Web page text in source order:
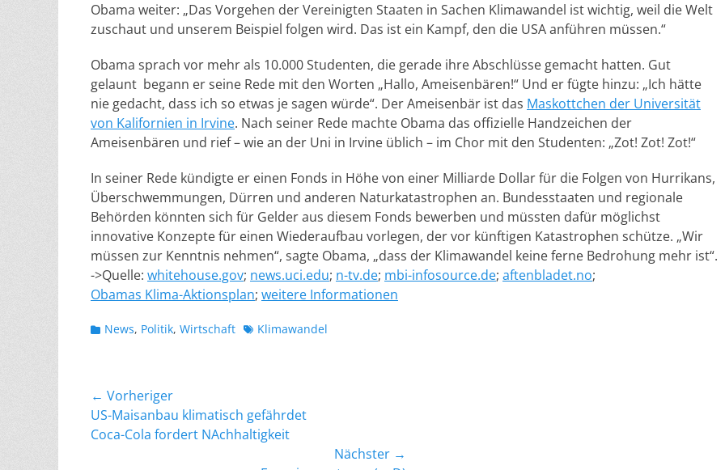
Obama weiter: „Das Vorgehen der Vereinigten Staaten in Sachen Klimawandel ist wichtig, weil die Welt
zuschaut und unserem Beispiel folgen wird. Das ist ein Kampf, den die USA anführen müssen.“
Obama sprach vor mehr als 10.000 Studenten, die gerade ihre Abschlüsse gemacht hatten. Gut
gelaunt begann er seine Rede mit den Worten „Hallo, Ameisenbären!“ Und er fügte hinzu: „Ich hätte
nie gedacht, dass ich so etwas je sagen würde“. Der Ameisenbär ist das Maskottchen der Universität
von Kalifornien in Irvine. Nach seiner Rede machte Obama das offizielle Handzeichen der
Ameisenbären und rief – wie an der Uni in Irvine üblich – im Chor mit den Studenten: „Zot! Zot! Zot!“
In seiner Rede kündigte er einen Fonds in Höhe von einer Milliarde Dollar für die Folgen von Hurrikans,
Überschwemmungen, Dürren und anderen Naturkatastrophen an. Bundesstaaten und regionale
Behörden könnten sich für Gelder aus diesem Fonds bewerben und müssten dafür möglichst
innovative Konzepte für einen Wiederaufbau vorlegen, der vor künftigen Katastrophen schütze. „Wir
müssen zur Kenntnis nehmen“, sagte Obama, „dass der Klimawandel keine ferne Bedrohung mehr ist“.
->Quelle: whitehouse.gov; news.uci.edu; n-tv.de; mbi-infosource.de; aftenbladet.no;
Obamas Klima-Aktionsplan; weitere Informationen
Kategorien
News, Politik, Wirtschaft Schlagworte
Klimawandel
Beitragsnavigation
← Vorheriger
Vorheriger
Beitrag:
US-Maisanbau klimatisch gefährdet
Coca-Cola fordert NAchhaltigkeit
Nächster →